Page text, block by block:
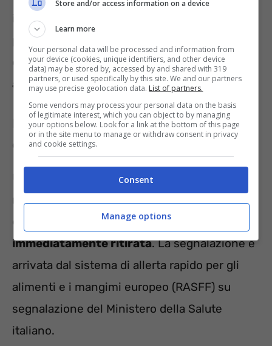
impossibilitati a capire bene l’origine di un
prodotto. Ma andiamo avanti e cerchiamo di
capirecosa sta succedendo riguardo
all’insalata in oggetto.
Insalata Iceberg, è allarme sanitario a
causa di Norovirus
Una
partita di insalata italiana, ma con
materia prima di origine spagnola, è oggetto
di
richiamo alimentare , ed è stata
immediatamente ritirata. La segnalazione è
arrivata dal sistema di allerta rapido per gli
alimenti e i mangimi europeo (RASFF) su
segnalazione del Ministero della Salute
italiano.
Store and/or access information on a device
Learn more
Your personal data will be processed and information from
your device (cookies, unique identifiers, and other device
data) may be stored by, accessed by and shared with 319
partners, or used specifically by this site. We and our partners
may use precise geolocation data. List of partners.
Some vendors may process your personal data on the basis
of legitimate interest, which you can object to by managing
your options below. Look for a link at the bottom of this page
or in the site menu to manage or withdraw consent in privacy
and cookie settings.
Consent
Manage options